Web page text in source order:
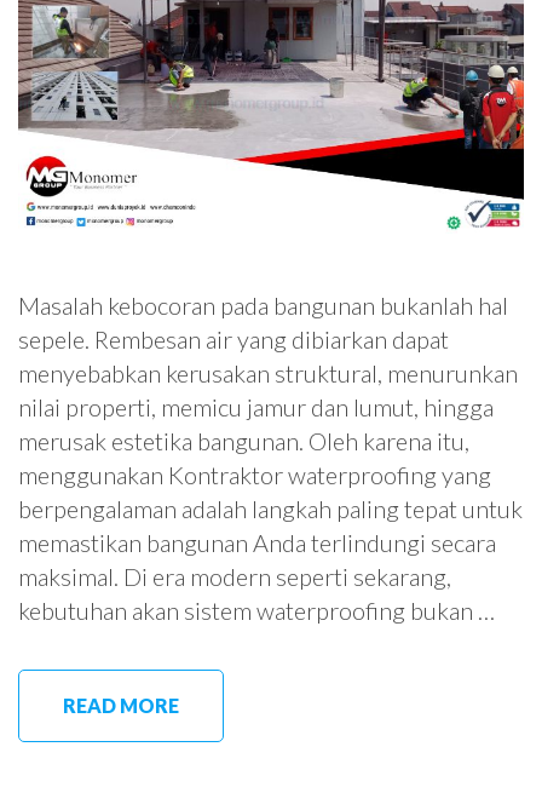
Masalah kebocoran pada bangunan bukanlah hal
sepele. Rembesan air yang dibiarkan dapat
menyebabkan kerusakan struktural, menurunkan
nilai properti, memicu jamur dan lumut, hingga
merusak estetika bangunan. Oleh karena itu,
menggunakan Kontraktor waterproofing yang
berpengalaman adalah langkah paling tepat untuk
memastikan bangunan Anda terlindungi secara
maksimal. Di era modern seperti sekarang,
kebutuhan akan sistem waterproofing bukan …
READ MORE